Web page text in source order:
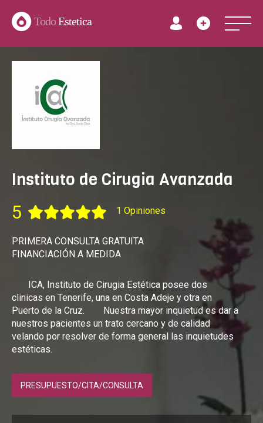
TodoEstetica
Instituto de Cirugia Avanzada
5
1 Opiniones
PRIMERA CONSULTA GRATUITA
FINANCIACIÓN A MEDIDA
ICA, Instituto de Cirugia Estética posee dos
clinicas en Tenerife, una en Costa Adeje y otra en
Puerto de la Cruz. Nuestra mayor inquietud es dar a
nuestros pacientes un trato cercano y de calidad
velando por resolver de forma general las inquietudes
estéticas.
PRESUPUESTO/CITA/CONSULTA